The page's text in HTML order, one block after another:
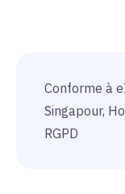
Conforme à
Singapour,
RGPD